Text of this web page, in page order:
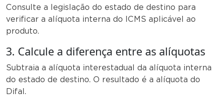
Consulte a legislação do estado de destino para
verificar a alíquota interna do ICMS aplicável ao
produto.
3. Calcule a diferença entre as alíquotas
Subtraia a alíquota interestadual da alíquota interna
do estado de destino. O resultado é a alíquota do
Difal.